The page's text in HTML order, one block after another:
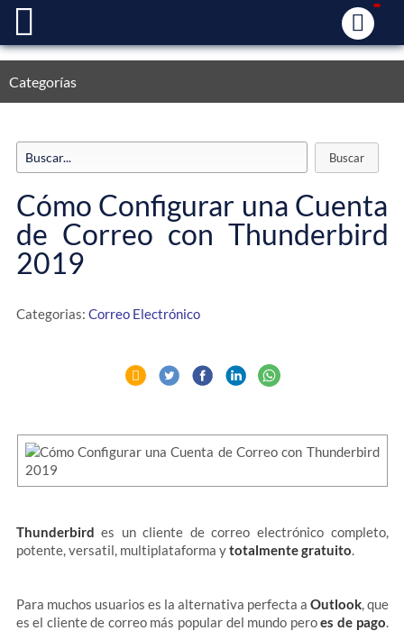
Categorías
Cómo Configurar una Cuenta
de Correo con Thunderbird
2019
Categorias: Correo Electrónico
Thunderbird es un cliente de correo electrónico completo,
potente, versatil, multiplataforma ytotalmente gratuito.
Para muchos usuarios es la alternativa perfecta a Outlook, que
es el cliente de correo más popular del mundo peroes de pago.